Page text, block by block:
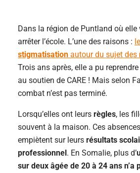
Dans la région de Puntland où elle
arrêter l’école. L’une des raisons :
stigmatisation autour du sujet des
Trois ans après, elle a pu reprendre
au soutien de CARE ! Mais selon
combat n’est pas terminé.
Lorsqu’elles ont leurs règles, les
souvent à la maison. Ces
empiètent sur leurs résultats
professionnel. En Somalie, plus d’
sur deux âgée de 20 à 24 ans n’a